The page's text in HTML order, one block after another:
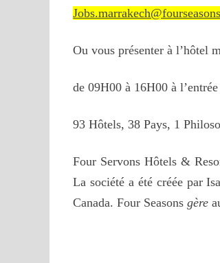
Ou vous présenter à l’hôtel
de 09H00 à 16H00 à
93 Hôtels, 38 Pays, 1
Four Servons Hôtels &
La société a été créée par
Canada. Four Seasonsgère